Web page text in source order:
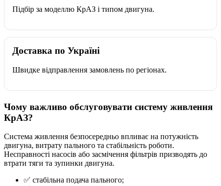
Підбір за моделлю КрАЗ і типом двигуна.
Доставка по Україні
Швидке відправлення замовлень по регіонах.
Чому важливо обслуговувати систему живлення
КрАЗ?
Система живлення безпосередньо впливає на потужність
двигуна, витрату пального та стабільність роботи.
Несправності насосів або засмічення фільтрів призводять до
втрати тяги та зупинки двигуна.
✅ стабільна подача пального;